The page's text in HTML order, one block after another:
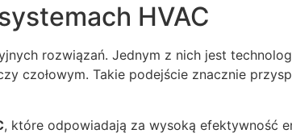
HVAC
rozwiązań. Jednym z nich jest
czołowym. Takie podejście znacznie
, które odpowiadają za wysoką efektywność